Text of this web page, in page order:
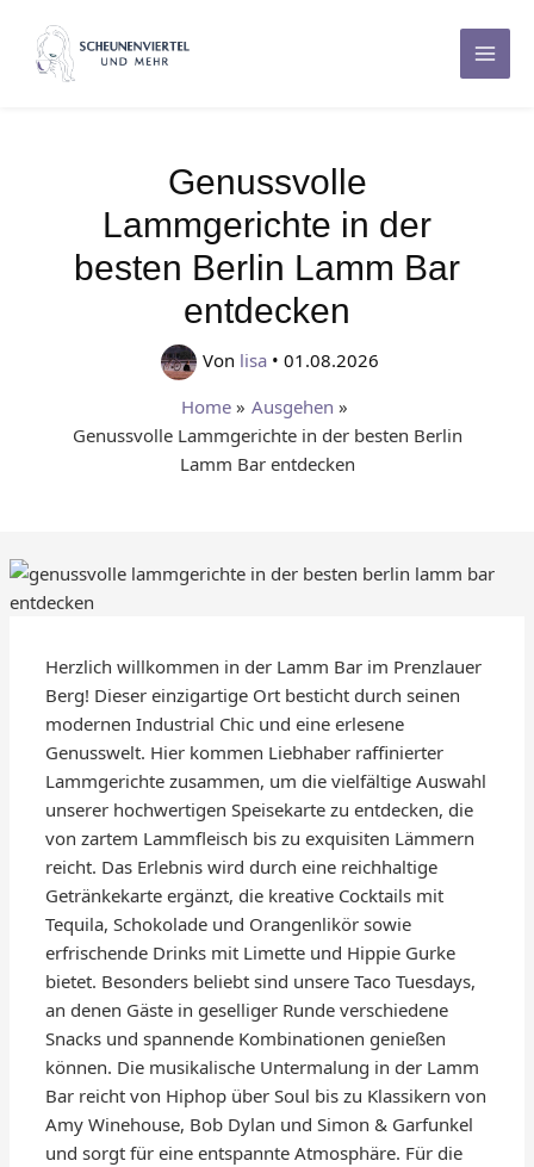
Inhalt
springen
Main
Genussvolle
Lammgerichte in der
besten Berlin Lamm Bar
entdecken
Von lisa • 01.08.2026
Home
Ausgehen
Genussvolle Lammgerichte in der besten Berlin
Lamm Bar entdecken
Herzlich willkommen in der Lamm Bar im Prenzlauer
Berg! Dieser einzigartige Ort besticht durch seinen
modernen Industrial Chic und eine erlesene
Genusswelt. Hier kommen Liebhaber raffinierter
Lammgerichte zusammen, um die vielfältige Auswahl
unserer hochwertigen Speisekarte zu entdecken, die
von zartem Lammfleisch bis zu exquisiten Lämmern
reicht. Das Erlebnis wird durch eine reichhaltige
Getränkekarte ergänzt, die kreative Cocktails mit
Tequila, Schokolade und Orangenlikör sowie
erfrischende Drinks mit Limette und Hippie Gurke
bietet. Besonders beliebt sind unsere Taco Tuesdays,
an denen Gäste in geselliger Runde verschiedene
Snacks und spannende Kombinationen genießen
können. Die musikalische Untermalung in der Lamm
Bar reicht von Hiphop über Soul bis zu Klassikern von
Amy Winehouse, Bob Dylan und Simon & Garfunkel
und sorgt für eine entspannte Atmosphäre. Für die